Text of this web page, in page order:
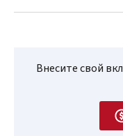
Внесите свой